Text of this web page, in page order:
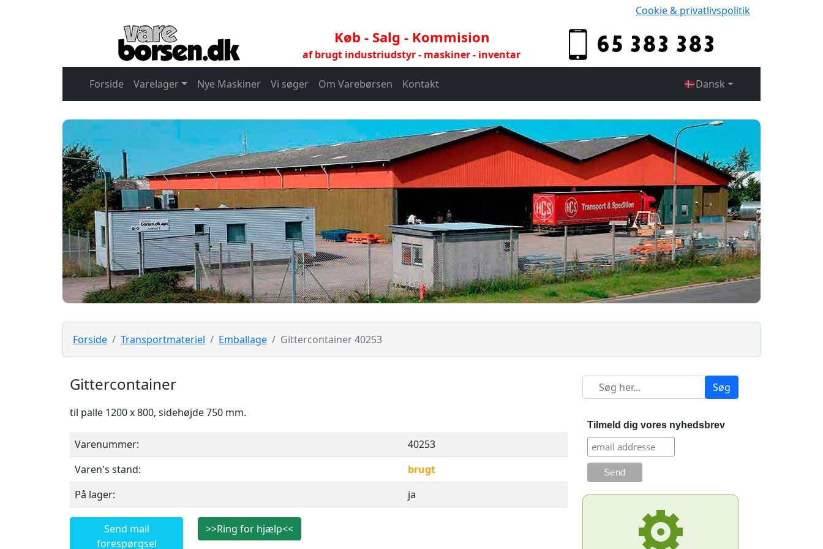
Cookie & privatlivspolitik
Køb - Salg - Kommision
af brugt industriudstyr - maskiner - inventar
Forside Varelager Nye Maskiner Vi søger Om Varebørsen Kontakt 🇩🇰Dansk
Forside Transportmateriel Emballage Gittercontainer 40253
Gittercontainer
til palle 1200 x 800, sidehøjde 750 mm.
Varenummer:
40253
Varen's stand:
brugt
På lager:
ja
Send mail
forespørgsel
>>Ring for hjælp<<
Søg
Tilmeld dig vores nyhedsbrev